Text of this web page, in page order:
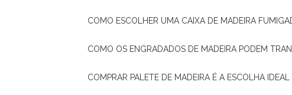
COMO ESCOLHER UMA CAIXA DE MADEIRA
COMO OS ENGRADADOS DE MADEIRA PODEM
COMPRAR PALETE DE MADEIRA É A ESCOLHA